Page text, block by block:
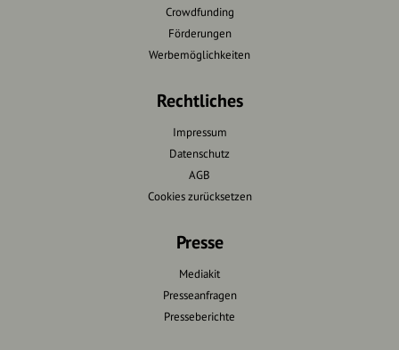
Crowdfunding
Förderungen
Werbemöglichkeiten
Rechtliches
Impressum
Datenschutz
AGB
Cookies zurücksetzen
Presse
Mediakit
Presseanfragen
Presseberichte